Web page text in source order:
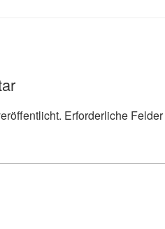
Erforderliche